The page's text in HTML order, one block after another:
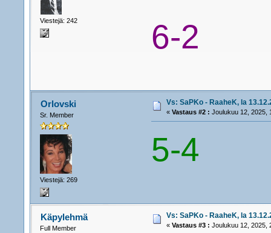
Viestejä: 242 6-2
Orlovski
Sr. Member
Viestejä: 269
Vs: SaPKo - RaaheK, la
«Vastaus #2 : Joulukuu 12, 2025,
5-4
Käpylehmä
Full Member
Vs: SaPKo - RaaheK, la
«Vastaus #3 : Joulukuu 12, 2025,